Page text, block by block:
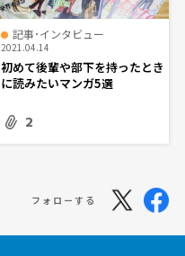
記事･インタビュー
2021.04.14
初めて後輩や部下を持ったとき
に読みたいマンガ5選
2
フォローする